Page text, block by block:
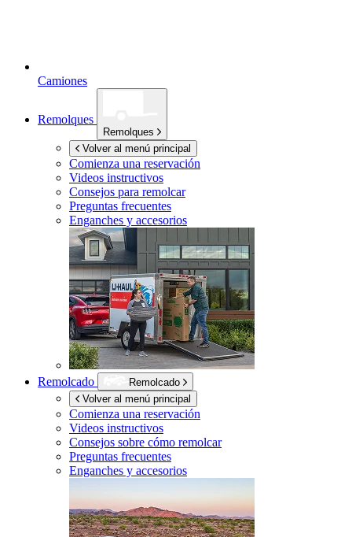
Camiones
Remolques
Remolques
Volver al menú principal
Comienza una reservación
Videos instructivos
Consejos para remolcar
Preguntas frecuentes
Enganches y accesorios
Remolcado
Remolcado
Volver al menú principal
Comienza una reservación
Videos instructivos
Consejos sobre cómo remolcar
Preguntas frecuentes
Enganches y accesorios